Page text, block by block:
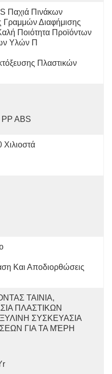
Παχιά Πινάκων
Διαφήμισης
Ποιότητα Προϊόντων
Υλών Π
Πλαστικών
ABS
Και Αποδιορθώσεις
ΤΑΙΝΙΑ,
ΠΛΑΣΤΙΚΩΝ
ΣΥΣΚΕΥΑΣΙΑ
ΓΙΑ ΤΑ ΜΈΡΗ